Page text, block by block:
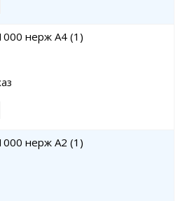
нерж A4 (1)
нерж A2 (1)